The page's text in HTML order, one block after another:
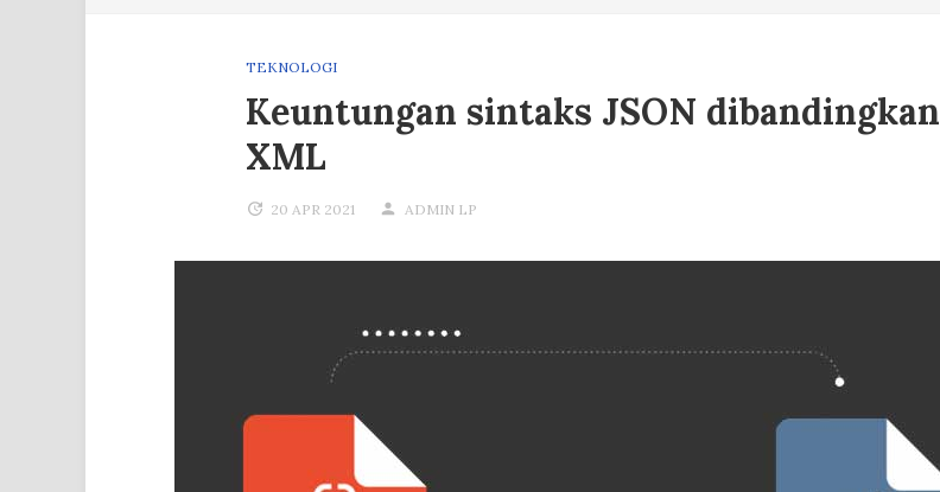
TEKNOLOGI
Keuntungan sintaks JSON dibandingkan
XML
20 APR 2021 ADMIN LP